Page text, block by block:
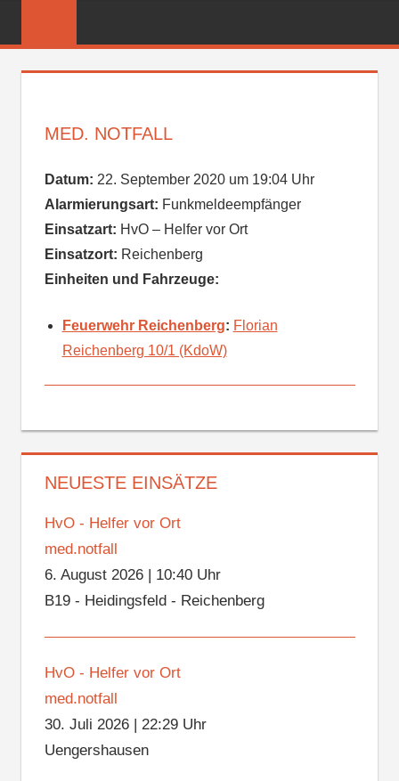
FEUERWEHR
MED. NOTFALL
Datum: 22. September 2020 um 19:04 Uhr
Alarmierungsart: Funkmeldeempfänger
Einsatzart: HvO – Helfer vor Ort
Einsatzort: Reichenberg
Einheiten und Fahrzeuge:
Feuerwehr Reichenberg: Florian
Reichenberg 10/1 (KdoW)
NEUESTE EINSÄTZE
HvO - Helfer vor Ort
med.notfall
6. August 2026| 10:40 Uhr
B19 - Heidingsfeld - Reichenberg
HvO - Helfer vor Ort
med.notfall
30. Juli 2026| 22:29 Uhr
Uengershausen